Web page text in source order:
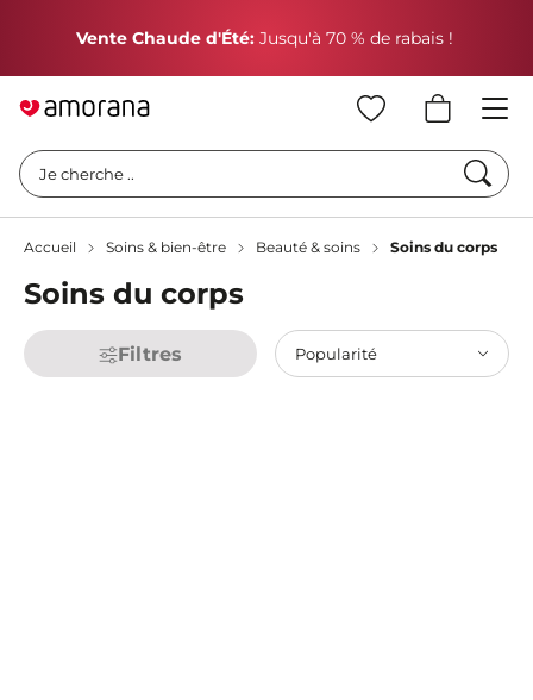
Vente Chaude d'Été: Jusqu'à 70 % de rabais !
Je cherche ..
Accueil Soins & bien-être Beauté & soins Soins du corps
Soins du corps
Filtres Popularité